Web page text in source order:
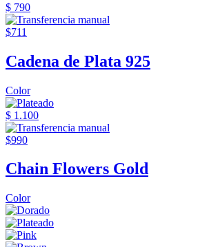
$ 790
$711
Cadena de Plata 925
Color
$ 1.100
$990
Chain Flowers Gold
Color